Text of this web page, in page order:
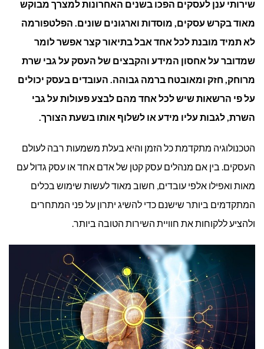
שירותי ענן לעסקים הפכו בשנים האחרונות למצרך מבוקש
מאוד בקרש עסקים, מוסדות וארגונים שונים. הפלטפורמה
לא תמיד מובנת לכל אחד אבל בתיאור קצר אפשר לומר
שמדובר על אחסון המידע והקבצים של העסק על גבי שרת
מרוחק, חזק ומאובטח ברמה גבוהה. העובדים בעסק יכולים
על פי הרשאות שיש לכל אחד מהם לבצע פעולות על גבי
השרת, לגבות עליו מידע או לשלוף אותו בשעת הצורך.
הטכנולוגיה מתקדמת כל הזמן והיא בעלת משמעות רבה לעולם
העסקים. בין אם מנהלים עסק קטן של אדם אחד או עסק גדול עם
מאות ואפילו אלפי עובדים, חשוב מאוד לעשות שימוש בכלים
המתקדמים ביותר שישנם כדי להשיג יתרון על פני המתחרים
ולהציע ללקוחות את חוויית השירות הטובה ביותר.